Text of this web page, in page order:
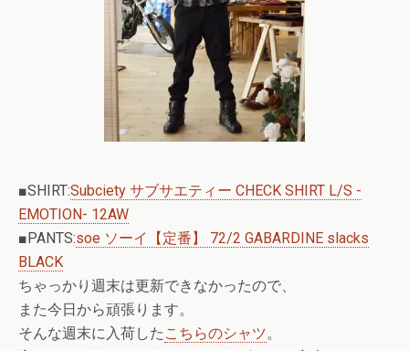
■SHIRT:Subciety サブサエティー CHECK SHIRT L/S -
EMOTION- 12AW
■PANTS:soe ソーイ【定番】 72/2 GABARDINE slacks
BLACK
ちゃっかり週末は更新できなかったので、
また今日から頑張ります。
そんな週末に入荷した こちらのシャツ。